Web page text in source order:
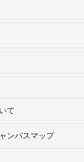
て
ンパスマップ